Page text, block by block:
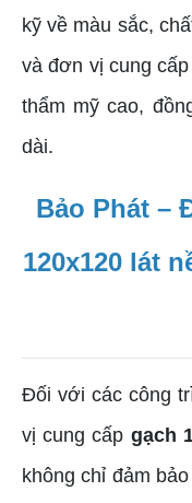
kỹ về màu sắc,
và đơn vị cung
thẩm mỹ cao,
dài.
Bảo Phát –
120x120 lát
Đối với các công
vị cung cấp gạch
không chỉ đảm